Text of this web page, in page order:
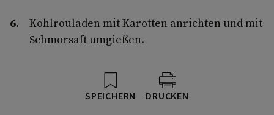
Kohlrouladen mit Karotten anrichten und mit
Schmorsaft umgießen.
SPEICHERN DRUCKEN